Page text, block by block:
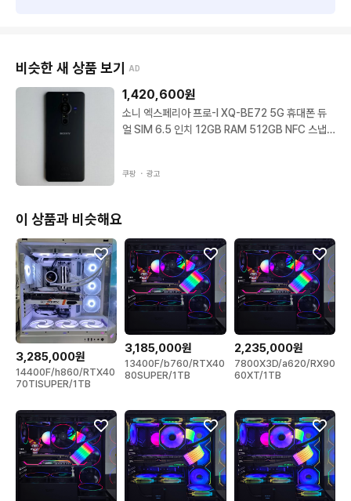
✔️연락처 나눠서 적어 주기만 하면 바로 전화 옴 미쳤다리
✔️최신 부품만 사용 + 실시간 재고 반영
✔️무상 A/S 지원 + 빠른 상담은 덤
💡 지금 들어오면 인기 모델 즉시 배송 가능
📦 진짜 잘 만든 조립컴퓨터, 지금 여기서 후기 100개 넘은 이유,
■ 배송 서비스
◎ 방문 수령  ···  송파 매장 방문 시 바로 수령 가능 (가든파이브)
◎ 택배 발송  ···  대한통운, 우체국 택배비 무료 당일 발송!
◎ 서울 · 경기 · 인천 근교 당일 퀵 배송 가능!
비슷한 새 상품 보기 AD
1,420,600원
소니 엑스페리아 프로-I XQ-BE72 5G 휴대폰 듀
얼 SIM 6.5 인치 12GB RAM 512GB NFC 스냅
쿠팡 ・ 광고
이 상품과 비슷해요
3,285,000원
14400F/h860/RTX40
70TISUPER/1TB
3,185,000원
13400F/b760/RTX40
80SUPER/1TB
2,235,000원
7800X3D/a620/RX90
60XT/1TB